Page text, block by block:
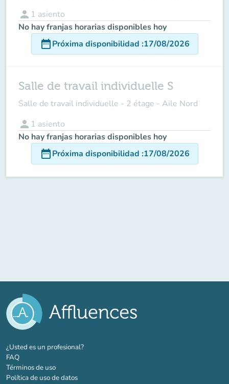
person 1 asiento
No hay franjas horarias disponibles hoy
date_rangePróxima disponibilidad :17/08/2026
Salle de travail individuelle S
Salle de travail individuelle - 2 étage - Aile Nord
person 1 asiento
No hay franjas horarias disponibles hoy
date_rangePróxima disponibilidad :17/08/2026
¿Usted es un profesional?(nueva pestaña)
FAQ
Términos de uso
Política de uso de datos